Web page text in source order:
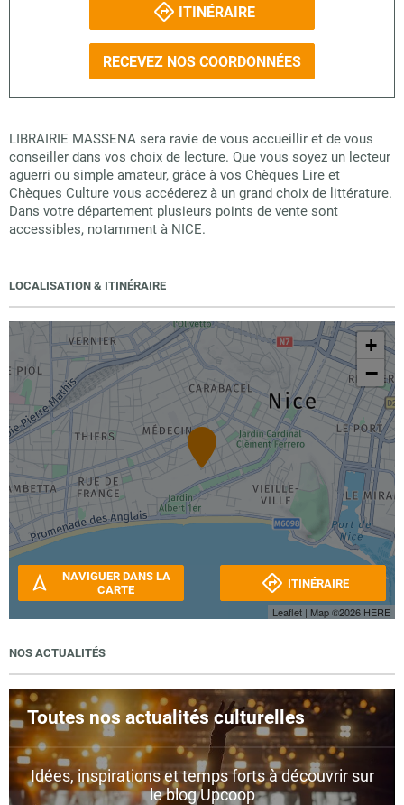
ITINÉRAIRE
RECEVEZ NOS COORDONNÉES
LIBRAIRIE MASSENA sera ravie de vous accueillir et de vous
conseiller dans vos choix de lecture. Que vous soyez un lecteur
aguerri ou simple amateur, grâce à vos Chèques Lire et
Chèques Culture vous accéderez à un grand choix de littérature.
Dans votre département plusieurs points de vente sont
accessibles, notamment à NICE.
LOCALISATION & ITINÉRAIRE
+
−
Leaflet | Map ©2026 HERE
NAVIGUER DANS LA
CARTE
ITINÉRAIRE
NOS ACTUALITÉS
Toutes nos actualités culturelles
Idées, inspirations et temps forts à découvrir sur
le blog Upcoop